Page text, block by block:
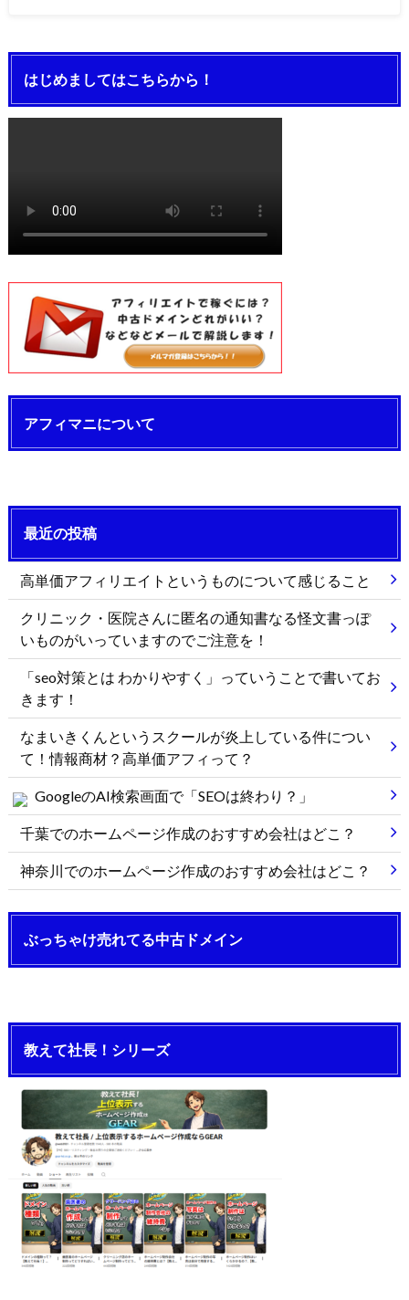
はじめましてはこちらから！
アフィマニについて
最近の投稿
高単価アフィリエイトというものについて感じること
クリニック・医院さんに匿名の通知書なる怪文書っぽ
いものがいっていますのでご注意を！
「seo対策とは わかりやすく」っていうことで書いてお
きます！
なまいきくんというスクールが炎上している件につい
て！情報商材？高単価アフィって？
GoogleのAI検索画面で「SEOは終わり？」
千葉でのホームページ作成のおすすめ会社はどこ？
神奈川でのホームページ作成のおすすめ会社はどこ？
ぶっちゃけ売れてる中古ドメイン
教えて社長！シリーズ